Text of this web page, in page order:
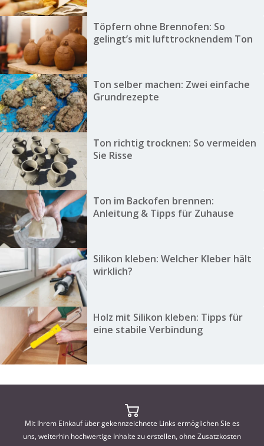
Töpfern ohne Brennofen: So
gelingt’s mit lufttrocknendem Ton
Ton selber machen: Zwei einfache
Grundrezepte
Ton richtig trocknen: So vermeiden
Sie Risse
Ton im Backofen brennen:
Anleitung & Tipps für Zuhause
Silikon kleben: Welcher Kleber hält
wirklich?
Holz mit Silikon kleben: Tipps für
eine stabile Verbindung
Mit Ihrem Einkauf über gekennzeichnete Links ermöglichen Sie es
uns, weiterhin hochwertige Inhalte zu erstellen, ohne Zusatzkosten